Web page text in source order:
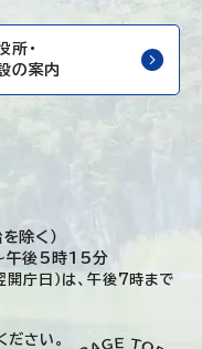
所・
の案内
除く）
午後5時15分
庁日）は、午後7時まで
ださい。